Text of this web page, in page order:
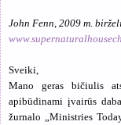
John Fenn, 2009 m.
Sveiki,
Mano geras bičiulis
apibūdinami įvairūs
žurnalo „Ministries